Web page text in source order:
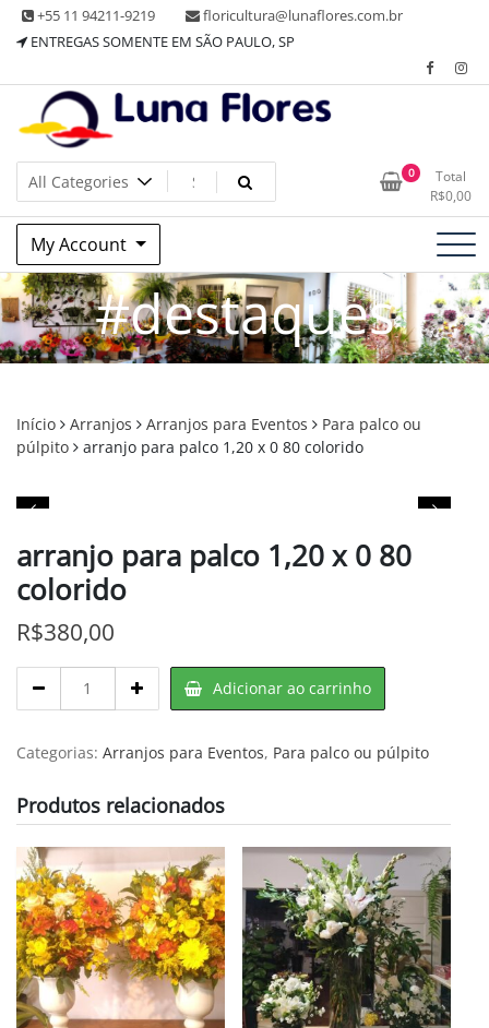
Skip +55 11 94211-9219
floricultura@lunaflores.com.br
ENTREGAS SOMENTE EM SÃO PAULO, SP
Floricultura Luna Flores – Vila
Mariana, SP – Presentes e
Decorações
Floricultura tradicional, vende flores naturais arranjos, buques
e muito mais
0
Total
R$0,00
My Account
#destaques
Início Arranjos Arranjos para Eventos
Para palco ou
púlpito
arranjo para palco 1,20 x 0 80 colorido
arranjo para palco 1,20 x 0 80
colorido
R$380,00
para
1,20
0
80
quantity
Adicionar ao carrinho
Categorias: Arranjos para Eventos, Para palco ou púlpito
Produtos relacionados